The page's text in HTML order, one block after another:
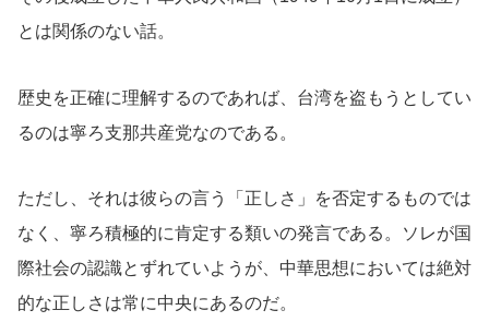
とは関係のない話。
歴史を正確に理解するのであれば、台湾を盗もうとしてい
るのは寧ろ支那共産党なのである。
ただし、それは彼らの言う「正しさ」を否定するものでは
なく、寧ろ積極的に肯定する類いの発言である。ソレが国
際社会の認識とずれていようが、中華思想においては絶対
的な正しさは常に中央にあるのだ。